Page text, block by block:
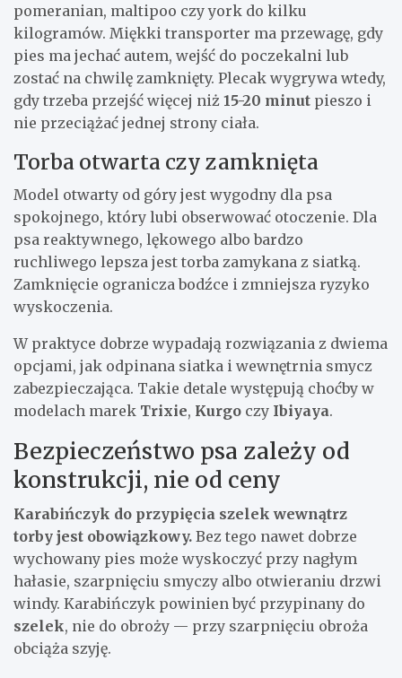
pomeranian, maltipoo czy york do kilku
kilogramów. Miękki transporter ma przewagę, gdy
pies ma jechać autem, wejść do poczekalni lub
zostać na chwilę zamknięty. Plecak wygrywa wtedy,
gdy trzeba przejść więcej niż 15-20 minut pieszo i
nie przeciążać jednej strony ciała.
Torba otwarta czy zamknięta
Model otwarty od góry jest wygodny dla psa
spokojnego, który lubi obserwować otoczenie. Dla
psa reaktywnego, lękowego albo bardzo
ruchliwego lepsza jest torba zamykana z siatką.
Zamknięcie ogranicza bodźce i zmniejsza ryzyko
wyskoczenia.
W praktyce dobrze wypadają rozwiązania z dwiema
opcjami, jak odpinana siatka i wewnętrnia smycz
zabezpieczająca. Takie detale występują choćby w
modelach marek Trixie, Kurgo czy Ibiyaya.
Bezpieczeństwo psa zależy od
konstrukcji, nie od ceny
Karabińczyk do przypięcia szelek wewnątrz
torby jest obowiązkowy. Bez tego nawet dobrze
wychowany pies może wyskoczyć przy nagłym
hałasie, szarpnięciu smyczy albo otwieraniu drzwi
windy. Karabińczyk powinien być przypinany do
szelek, nie do obroży — przy szarpnięciu obroża
obciąża szyję.